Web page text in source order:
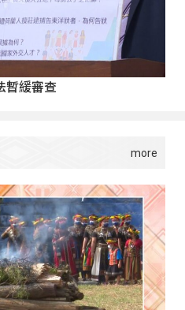
暫緩審查